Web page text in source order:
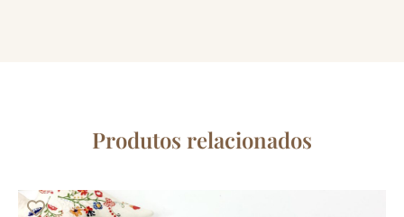
Produtos relacionados